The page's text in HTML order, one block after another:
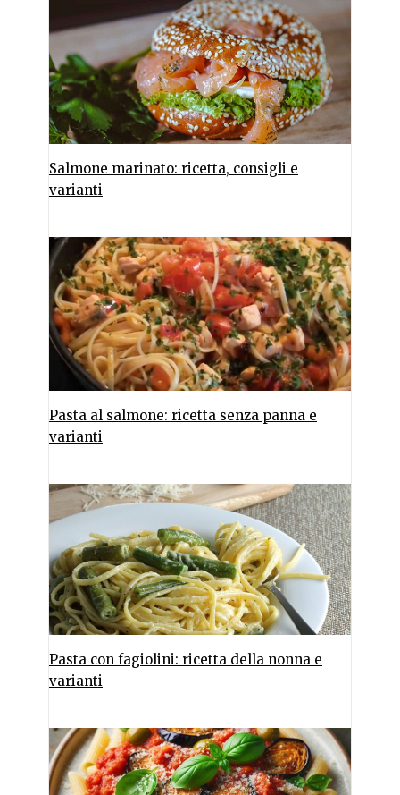
Salmone marinato: ricetta, consigli e
varianti
Pasta al salmone: ricetta senza panna e
varianti
Pasta con fagiolini: ricetta della nonna e
varianti